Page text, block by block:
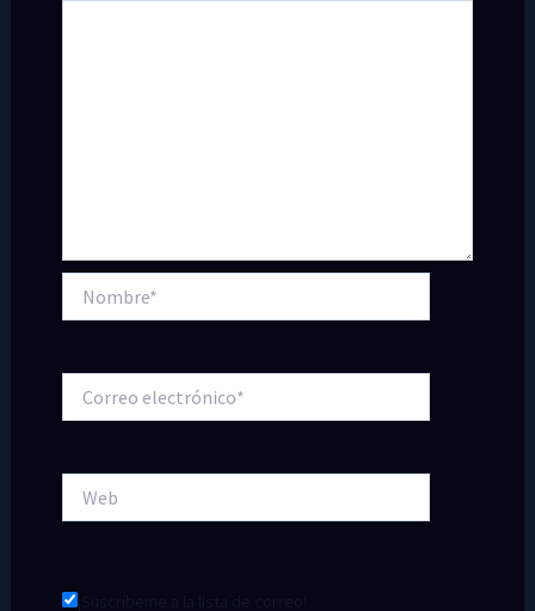
electrónico*
¡Suscríbeme a la lista de correo!